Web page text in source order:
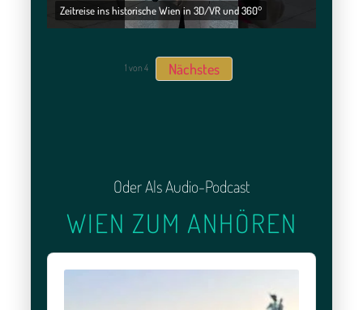
Zeitreise ins historische Wien in 3D/VR und 360°
1 von 4 Nächstes
Oder Als Audio-Podcast
WIEN ZUM ANHÖREN
Audio